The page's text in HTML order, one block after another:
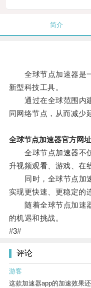
简介
全球节点加速器是一
新型科技工具。
通过在全球范围内建
同网络节点，从而减少
全球节点加速器官方网址
全球节点加速器不仅
升视频观看、游戏、在
同时，全球节点加速
实现更快速、更稳定的
随着全球节点加速器
的机遇和挑战。
#3#
评论
游客
这款加速器app的加速效果